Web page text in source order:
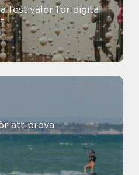
festivaler för digital
att prova